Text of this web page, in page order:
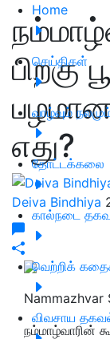
Home
செய்திகள்
வாழ்வும்
தோட்டக்கலை
கால்நடை
வெற்றிக்
விவசாய
பிறகு
பழமான
எது?
Deiva Bindhiya
Nammazhvar
நம்மாழ்வாரின்